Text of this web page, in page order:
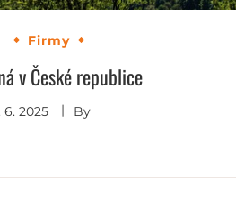
Firmy
v České republice
6. 2025 By